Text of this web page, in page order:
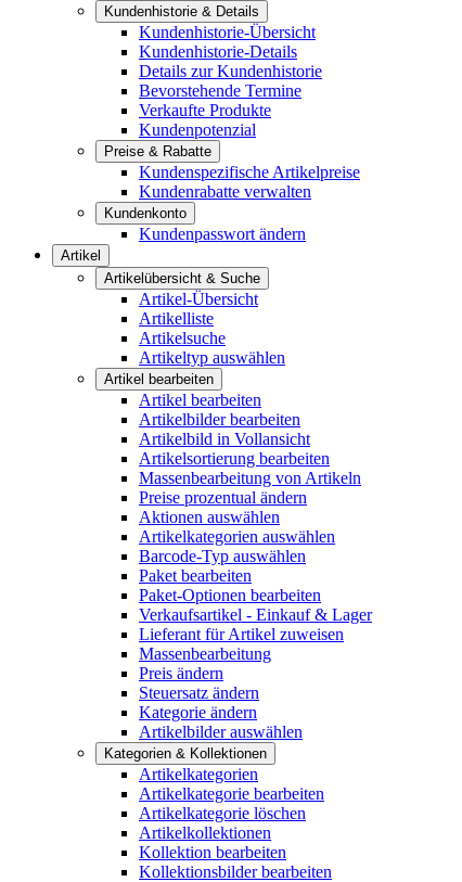
Kundenhistorie & Details
Kundenhistorie-Übersicht
Kundenhistorie-Details
Details zur Kundenhistorie
Bevorstehende Termine
Verkaufte Produkte
Kundenpotenzial
Preise & Rabatte
Kundenspezifische Artikelpreise
Kundenrabatte verwalten
Kundenkonto
Kundenpasswort ändern
Artikel
Artikelübersicht & Suche
Artikel-Übersicht
Artikelliste
Artikelsuche
Artikeltyp auswählen
Artikel bearbeiten
Artikel bearbeiten
Artikelbilder bearbeiten
Artikelbild in Vollansicht
Artikelsortierung bearbeiten
Massenbearbeitung von Artikeln
Preise prozentual ändern
Aktionen auswählen
Artikelkategorien auswählen
Barcode-Typ auswählen
Paket bearbeiten
Paket-Optionen bearbeiten
Verkaufsartikel - Einkauf & Lager
Lieferant für Artikel zuweisen
Massenbearbeitung
Preis ändern
Steuersatz ändern
Kategorie ändern
Artikelbilder auswählen
Kategorien & Kollektionen
Artikelkategorien
Artikelkategorie bearbeiten
Artikelkategorie löschen
Artikelkollektionen
Kollektion bearbeiten
Kollektionsbilder bearbeiten